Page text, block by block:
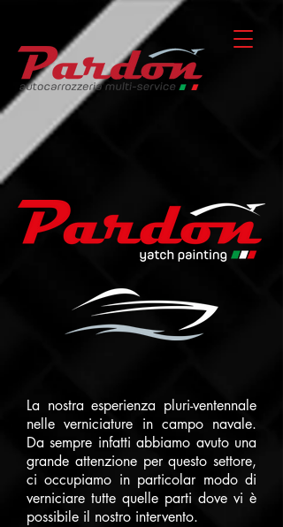
La nostra esperienza pluri-ventennale
nelle verniciature incampo navale.
Da sempre infatti abbiamo avuto una
grande attenzione per questo settore,
ci occupiamo in particolar modo di
verniciare tutte quelle parti dove vi è
possibile il nostro intervento.